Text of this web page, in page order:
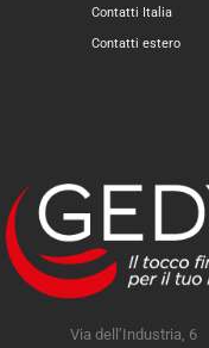
Contatti Italia
Contatti estero
Via dell’Industria, 6